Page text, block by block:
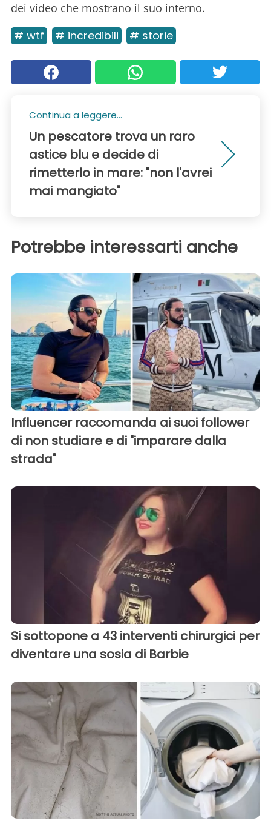
dei video che mostrano il suo interno.
# wtf # incredibili # storie
Continua a leggere...
Un pescatore trova un raro
astice blu e decide di
rimetterlo in mare: "non l'avrei
mai mangiato"
Potrebbe interessarti anche
Influencer raccomanda ai suoi follower
di non studiare e di "imparare dalla
strada"
Si sottopone a 43 interventi chirurgici per
diventare una sosia di Barbie